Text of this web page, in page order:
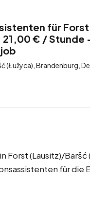
für
€ / Stunde
(Łužyca), Brandenburg,
(Lausitz)/Baršć
für die